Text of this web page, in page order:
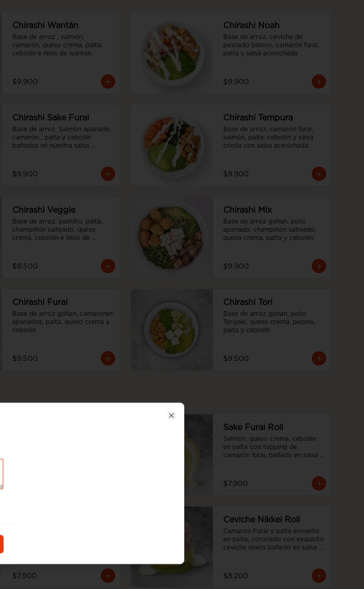
Chirashi Wantán
Base de arroz , salmón,
camarón, queso crema, palta,
cebollín e hilos de wantán.
$9.900
Chirashi Noah
Base de arroz, ceviche de
pescado blanco, camaron furai,
palta y salsa acevichada
$9.900
Chirashi Sake Furai
Base de arroz, Salmón apanado,
camarón , palta y cebollín
bañados en nuestra salsa
$9.900
Chirashi Tempura
Base de arroz, camarón furai,
salmón, palta, cebollín y salsa
criolla con salsa acevichada.
$9.900
Chirashi Veggie
Base de arroz, palmito, palta,
champiñón salteado, queso
crema, cebollín e hilos de
$9.500
Chirashi Mix
Base de arroz gohan, pollo
apanado, champiñón salteado,
queso crema, palta y cebollín.
$9.900
Chirashi Furai
Base de arroz gohan, camarones
apanados, palta, queso crema y
cebollín.
$9.500
Chirashi Tori
Base de arroz gohan, pollo
Teriyaki, queso crema, pepino,
palta y cebollín.
$9.500
Sake Furai Roll
Salmón, queso crema, cebollín
en palta con topping de
camarón furai, bañado en salsa
$7.900
$7.900
Ceviche Nikkei Roll
Camarón Furai y palta envuelto
en palta, coronado con exquisito
ceviche mixto bañado en salsa
$8.200